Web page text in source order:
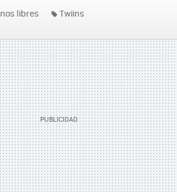
libres Twiins